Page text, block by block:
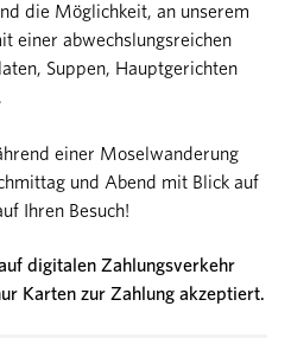
die Möglichkeit, an unserem
einer abwechslungsreichen
Suppen, Hauptgerichten
einer Moselwanderung
und Abend mit Blick auf
Ihren Besuch!
digitalen Zahlungsverkehr
Karten zur Zahlung akzeptiert.